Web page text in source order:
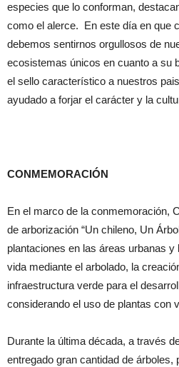
especies que lo conforman,
como el alerce. En este día en que
debemos sentirnos orgullosos de
ecosistemas únicos en cuanto a su
el sello característico a nuestros
ayudado a forjar el carácter y la
CONMEMORACIÓN
En el marco de la conmemoración,
de arborización “Un chileno, Un
plantaciones en las áreas urbanas
vida mediante el arbolado, la
infraestructura verde para el
considerando el uso de plantas con
Durante la última década, a través
entregado gran cantidad de árboles,